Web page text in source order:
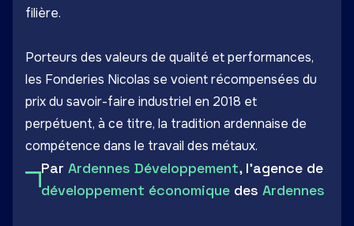
filière.
Porteurs des valeurs de qualité et performances,
les Fonderies Nicolas se voient récompensées du
prix du savoir-faire industriel en 2018 et
perpétuent, à ce titre, la tradition ardennaise de
compétence dans le travail des métaux.
Par Ardennes Développement, l'agence de
développement économique des Ardennes